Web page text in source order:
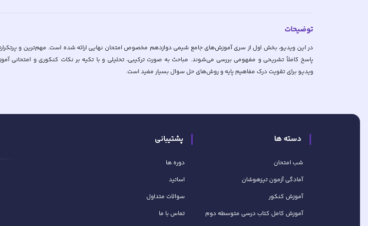
توضیحات
در این ویدیو، بخش اول از سری آموزش‌های جامع شیمی دوازدهم مخصوص امتحان نهایی ارائه شده است. مهم‌ترین و
پاسخ کاملاً تشریحی و مفهومی بررسی می‌شوند. مباحث به صورت ترکیبی، تحلیلی و با تکیه بر نکات کنکوری و امتحانی
ویدیو برای تقویت درک مفاهیم پایه و روش‌های حل سوال بسیار مفید است.
دسته ها
شب امتحان
آمادگی آزمون تیزهوشان
آموزش کنکور
آموزش کامل کتاب‌ درسی متوسطه دوم
پشتیبانی
دوره ها
اساتید
سوالات متداول
تماس با ما